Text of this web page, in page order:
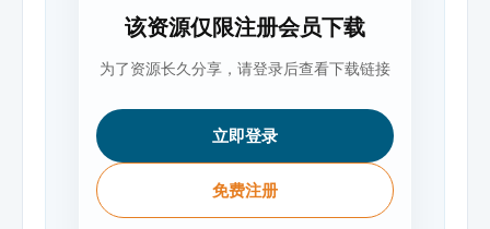
该资源仅限注册会员下载
为了资源长久分享，请登录后查看下载链接
立即登录
免费注册